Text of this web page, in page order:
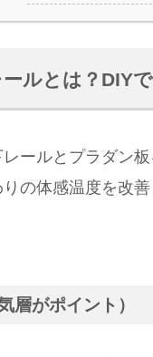
ルとは？DIY
ールとプラダン
の体感温度を改
層がポイント）